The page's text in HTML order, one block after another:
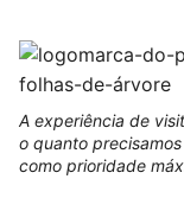
A experiência de
o quanto
como prioridade